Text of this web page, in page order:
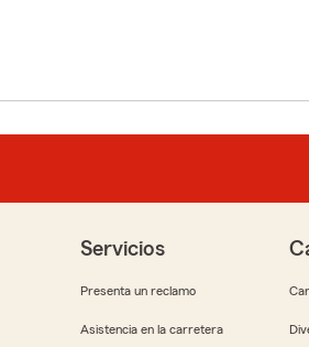
Servicios
Presenta un reclamo
Asistencia en la carretera